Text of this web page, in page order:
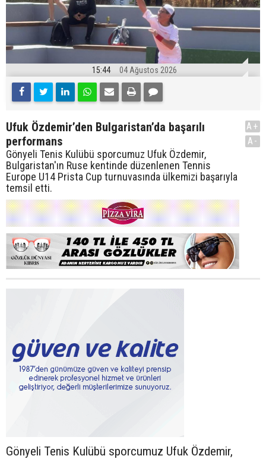
15:44 04 Ağustos 2026
Ufuk Özdemir’den Bulgaristan’da başarılı
performans
Gönyeli Tenis Kulübü sporcumuz Ufuk Özdemir,
Bulgaristan'ın Ruse kentinde düzenlenen Tennis
Europe U14 Prista Cup turnuvasında ülkemizi başarıyla
temsil etti.
A+
A-
Gönyeli Tenis Kulübü sporcumuz Ufuk Özdemir,